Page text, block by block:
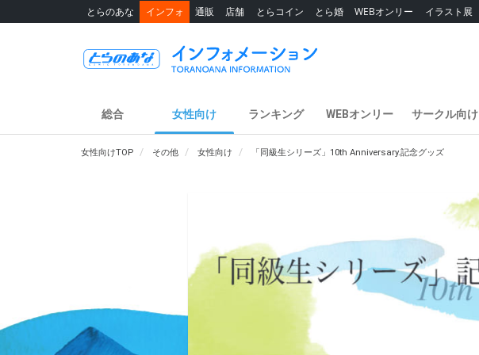
とらのあな インフォ 通販 店舗 とらコイン とら婚 WEBオンリー イラスト展
総合 女性向け ランキング WEBオンリー サークル向け
女性向けTOP その他 女性向け 「同級生シリーズ」10th Anniversary.記念グッズ